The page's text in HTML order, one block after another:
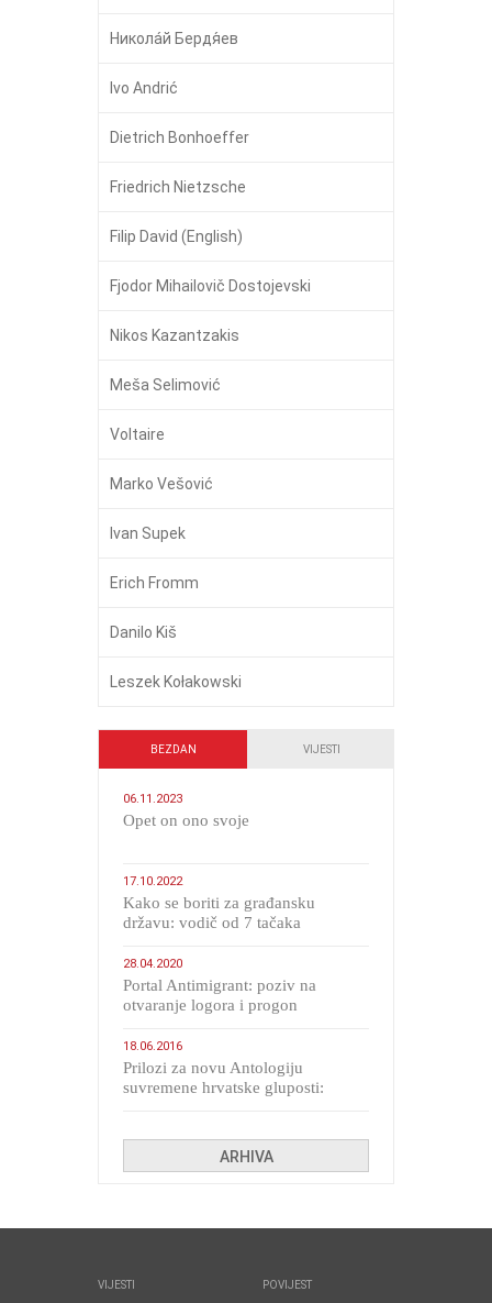
Никола́й Бердя́ев
Ivo Andrić
Dietrich Bonhoeffer
Friedrich Nietzsche
Filip David (English)
Fjodor Mihailovič Dostojevski
Nikos Kazantzakis
Meša Selimović
Voltaire
Marko Vešović
Ivan Supek
Erich Fromm
Danilo Kiš
Leszek Kołakowski
BEZDAN VIJESTI
06.11.2023
​Opet on ono svoje
17.10.2022
Kako se boriti za građansku
državu: vodič od 7 tačaka
28.04.2020
Portal Antimigrant: poziv na
otvaranje logora i progon
18.06.2016
Prilozi za novu Antologiju
suvremene hrvatske gluposti:
ARHIVA
VIJESTI POVIJEST